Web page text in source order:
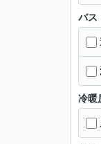
バス
冷暖